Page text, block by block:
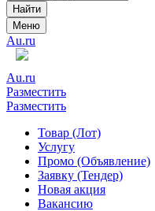
Найти
Меню
Au.ru
Au.ru
Разместить
Разместить
Товар (Лот)
Услугу
Промо (Объявление)
Заявку (Тендер)
Новая акция
Вакансию